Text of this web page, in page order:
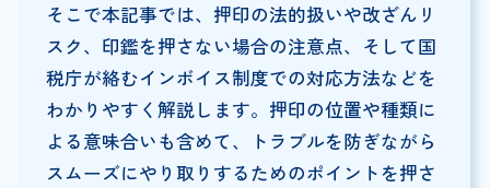
そこで本記事では、押印の法的扱いや改ざんリ
スク、印鑑を押さない場合の注意点、そして国
税庁が絡むインボイス制度での対応方法などを
わかりやすく解説します。押印の位置や種類に
よる意味合いも含めて、トラブルを防ぎながら
スムーズにやり取りするためのポイントを押さ